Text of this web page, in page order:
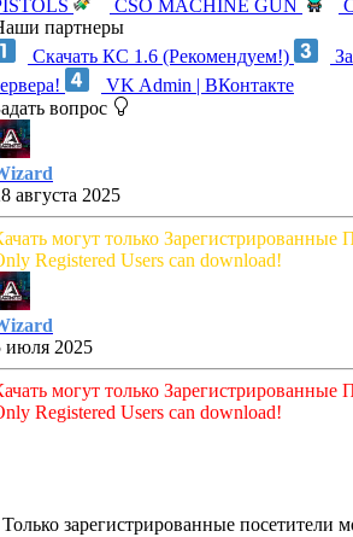
CSO MACHINE GUN
партнеры
Скачать КС 1.6 (Рекомендуем!)
VK Admin | ВКонтакте
вопрос
августа 2025
могут только Зарегистрированные
Registered Users can download!
июля 2025
могут только Зарегистрированные
Registered Users can download!
Только зарегистрированные посетители